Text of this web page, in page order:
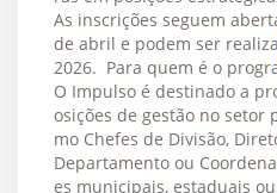
As inscrições seguem
de abril e podem ser
2026. Para quem é o
O Impulso é destinado a
osições de gestão no
mo Chefes de Divisão,
Departamento ou
es municipais, estaduais